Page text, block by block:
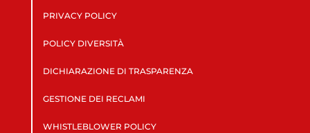
PRIVACY POLICY
POLICY DIVERSITÀ
DICHIARAZIONE DI TRASPARENZA
GESTIONE DEI RECLAMI
WHISTLEBLOWER POLICY